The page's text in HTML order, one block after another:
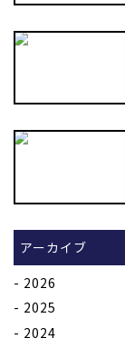
アーカイブ
2026
2025
2024